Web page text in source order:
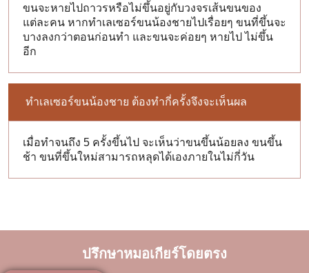
ขนจะหายไปถาวรหรือไม่ขึ้นอยู่กับวงจรเส้นขนของ
แต่ละคน หากทำเลเซอร์ขนน้องชายไปเรื่อยๆ ขนที่ขึ้นจะ
บางลงกว่าตอนก่อนทำ และขนจะค่อยๆ หายไป ไม่ขึ้น
อีก
ทำเลเซอร์ขนน้องชาย ต้องทำกี่ครั้งจึงจะเห็นผล
เมื่อทำจนถึง 5 ครั้งขึ้นไป จะเห็นว่าขนขึ้นน้อยลง ขนขึ้น
ช้า ขนที่ขึ้นใหม่สามารถหลุดได้เองภายในไม่กี่วัน
ปรึกษาหมอเกียร์โดยตรง